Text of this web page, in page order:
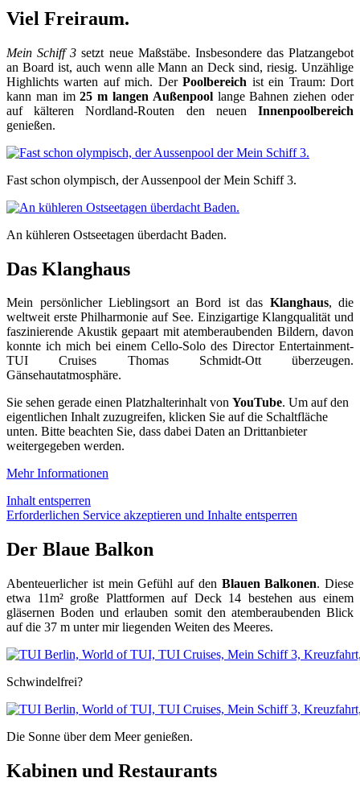
Viel Freiraum.
Mein Schiff 3 setzt neue Maßstäbe. Insbesondere das Platzangebot
an Board ist, auch wenn alle Mann an Deck sind, riesig. Unzählige
Highlichts warten auf mich. DerPoolbereich ist ein Traum: Dort
kann man im25 m langen Außenpoollange Bahnen ziehen oder
auf kälteren Nordland-Routen den neuen Innenpoolbereich
genießen.
Fast schon olympisch, der Aussenpool der Mein Schiff 3.
An kühleren Ostseetagen überdacht Baden.
Das Klanghaus
Mein persönlicher Lieblingsort an Bord ist das Klanghaus, die
weltweit erste Philharmonie auf See. Einzigartige Klangqualität und
faszinierende Akustik gepaart mit atemberaubenden Bildern, davon
konnte ich mich bei einem Cello-Solo des Director Entertainment-
TUI Cruises Thomas Schmidt-Ott überzeugen.
Gänsehautatmosphäre.
Sie sehen gerade einen Platzhalterinhalt von YouTube. Um auf den
eigentlichen Inhalt zuzugreifen, klicken Sie auf die Schaltfläche
unten. Bitte beachten Sie, dass dabei Daten an Drittanbieter
weitergegeben werden.
Mehr Informationen
Inhalt entsperren
Erforderlichen Service akzeptieren und Inhalte entsperren
Der Blaue Balkon
Abenteuerlicher ist mein Gefühl auf den Blauen Balkonen. Diese
etwa 11m² große Plattformen auf Deck 14 bestehen aus einem
gläsernen Boden und erlauben somit den atemberaubenden Blick
auf die 37 m unter mir liegenden Weiten des Meeres.
Schwindelfrei?
Die Sonne über dem Meer genießen.
Kabinen und Restaurants